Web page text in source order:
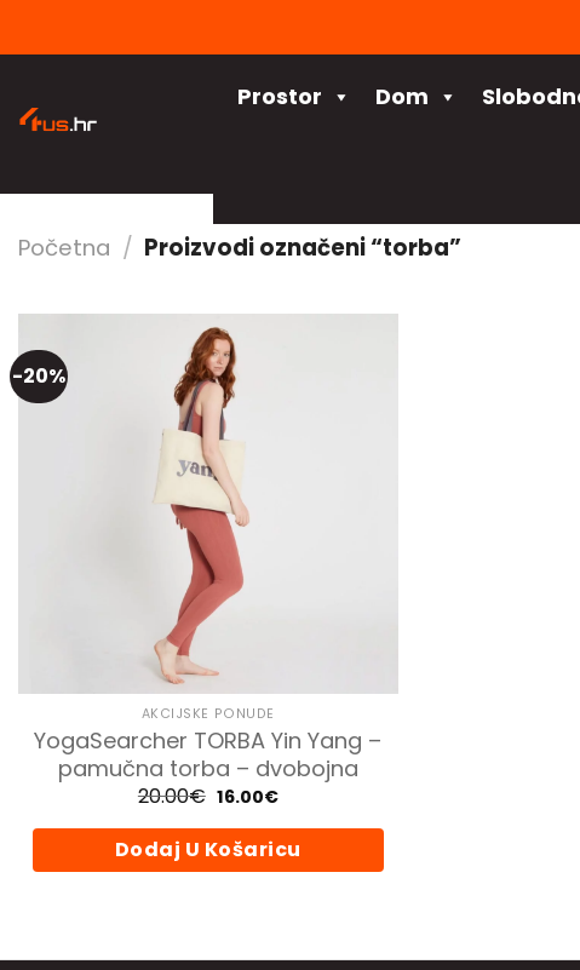
Prostor Dom
Početna / Proizvodi označeni “torba”
-20%
AKCIJSKE PONUDE
YogaSearcher TORBA Yin Yang –
pamučna torba – dvobojna
20.00€ Izvorna
bila
je:
20.00€.
16.00€Trenutna
je:
16.00€.
Dodaj U Košaricu